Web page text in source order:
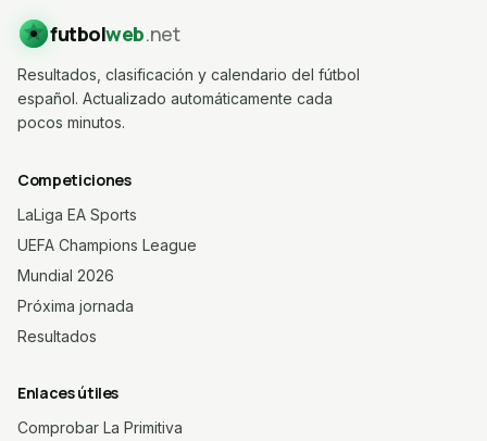
futbolweb.net
Resultados, clasificación y calendario del fútbol
español. Actualizado automáticamente cada
pocos minutos.
Competiciones
LaLiga EA Sports
UEFA Champions League
Mundial 2026
Próxima jornada
Resultados
Enlaces útiles
Comprobar La Primitiva